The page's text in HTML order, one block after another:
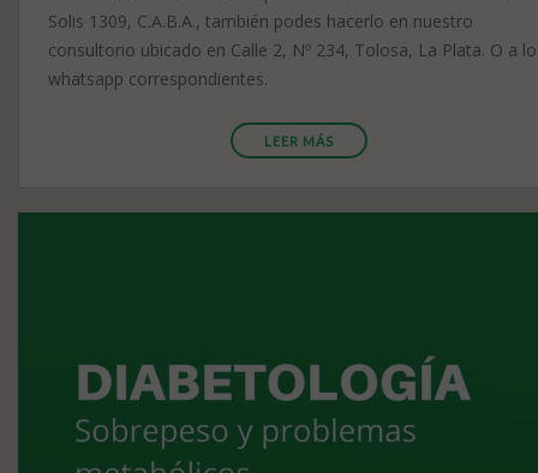
Solis 1309, C.A.B.A., también podes hacerlo en nuestro
consultorio ubicado en Calle 2, Nº 234, Tolosa, La Plata. O a
whatsapp correspondientes.
LEER MÁS